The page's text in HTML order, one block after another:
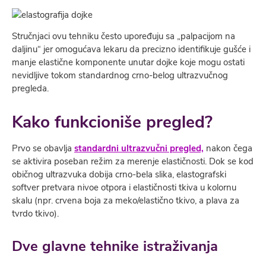
Stručnjaci ovu tehniku često upoređuju sa „palpacijom na
daljinu“ jer omogućava lekaru da precizno identifikuje gušće i
manje elastične komponente unutar dojke koje mogu ostati
nevidljive tokom standardnog crno-belog ultrazvučnog
pregleda.
Kako funkcioniše pregled?
Prvo se obavlja standardni ultrazvučni pregled, nakon čega
se aktivira poseban režim za merenje elastičnosti. Dok se kod
običnog ultrazvuka dobija crno-bela slika, elastografski
softver pretvara nivoe otpora i elastičnosti tkiva u kolornu
skalu (npr. crvena boja za meko/elastično tkivo, a plava za
tvrdo tkivo).
Dve glavne tehnike istraživanja